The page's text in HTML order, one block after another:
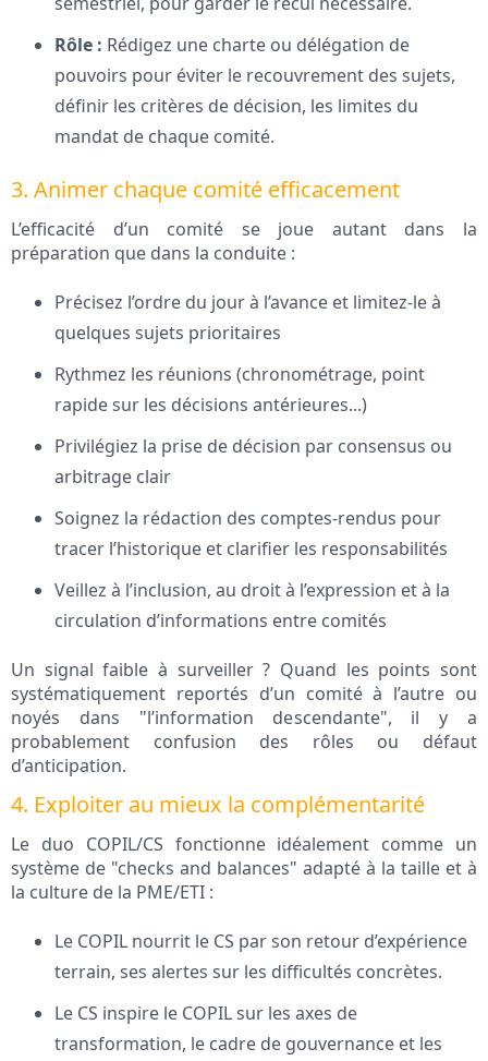
Rôle : Rédigez une charte ou délégation de
pouvoirs pour éviter le recouvrement des sujets,
définir les critères de décision, les limites du
mandat de chaque comité.
3. Animer chaque comité efficacement
L’efficacité d’un comité se joue autant dans la
préparation que dans la conduite :
Précisez l’ordre du jour à l’avance et limitez-le à
quelques sujets prioritaires
Rythmez les réunions (chronométrage, point
rapide sur les décisions antérieures...)
Privilégiez la prise de décision par consensus ou
arbitrage clair
Soignez la rédaction des comptes-rendus pour
tracer l’historique et clarifier les responsabilités
Veillez à l’inclusion, au droit à l’expression et à la
circulation d’informations entre comités
Un signal faible à surveiller ? Quand les points sont
systématiquement reportés d’un comité à l’autre ou
noyés dans "l’information descendante", il y a
probablement confusion des rôles ou défaut
d’anticipation.
4. Exploiter au mieux la complémentarité
Le duo COPIL/CS fonctionne idéalement comme un
système de "checks and balances" adapté à la taille et à
la culture de la PME/ETI :
Le COPIL nourrit le CS par son retour d’expérience
terrain, ses alertes sur les difficultés concrètes.
Le CS inspire le COPIL sur les axes de
transformation, le cadre de gouvernance et les